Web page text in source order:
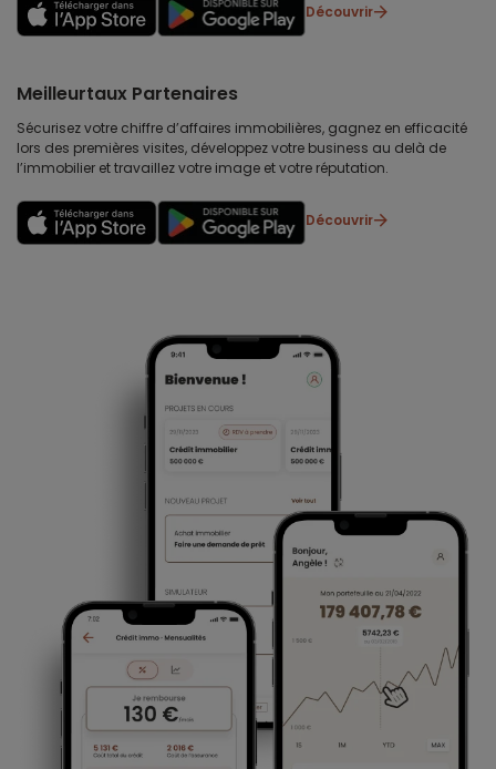
Découvrir
Meilleurtaux Partenaires
Sécurisez votre chiffre d’affaires immobilières, gagnez en efficacité
lors des premières visites, développez votre business au delà de
l’immobilier et travaillez votre image et votre réputation.
Découvrir